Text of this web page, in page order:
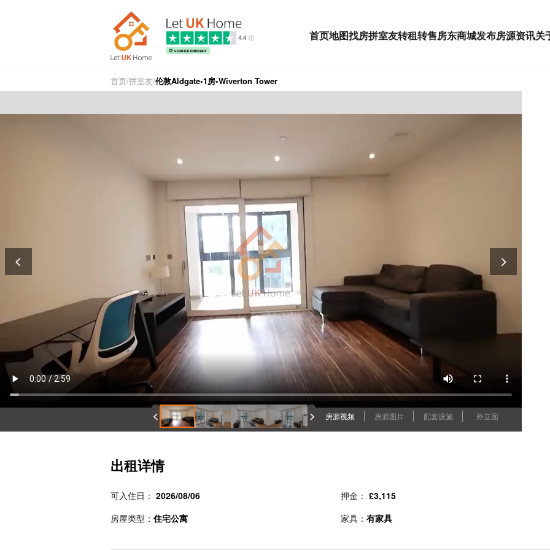
首页地图找房拼室友转租转售房东商城发布房源资讯关
首页/拼室友/伦敦Aldgate•1房•Wiverton Tower
房源视频 房源图片 配套设施 外立面
出租详情
可入住日： 2026/08/06 押金： £3,115
房屋类型： 住宅公寓 家具： 有家具